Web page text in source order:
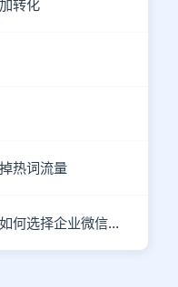
转化
热词流量
企业版or教育版，在线教育行业要如何选择企业微信运营私域流量？